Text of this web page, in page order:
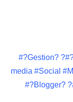
#?Gestion?
media #Social
#?Blogger?